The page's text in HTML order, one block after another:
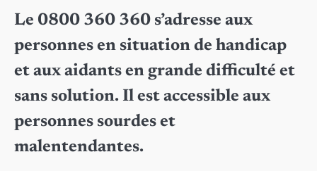
Le 0800 360 360 s’adresse aux
personnes en situation de handicap
et aux aidants en grande difficulté et
sans solution. Il est accessible aux
personnes sourdes et
malentendantes.